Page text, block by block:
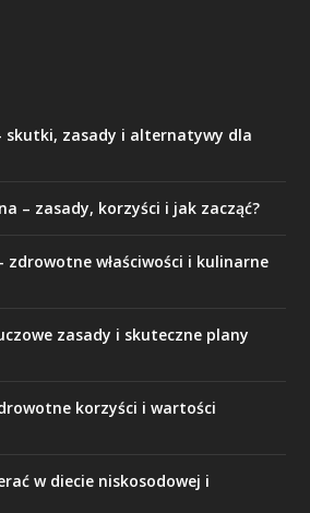
skutki, zasady i alternatywy dla
– zasady, korzyści i jak zacząć?
zdrowotne właściwości i kulinarne
zasady i skuteczne plany
korzyści i wartości
w diecie niskosodowej i